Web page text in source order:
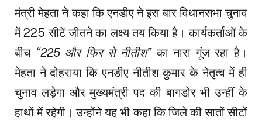
मंत्री मेहता ने कहा कि एनडीए ने इस बार विधानसभा चुनाव
में 225 सीटें जीतने का लक्ष्य तय किया है। कार्यकर्ताओं के
बीच “225 और फिर से नीतीश”का नारा गूंज रहा है।
मेहता ने दोहराया कि एनडीए नीतीश कुमार के नेतृत्व में ही
चुनाव लड़ेगा और मुख्यमंत्री पद की बागडोर भी उन्हीं के
हाथों में रहेगी। उन्होंने यह भी कहा कि जिले की सातों सीटों